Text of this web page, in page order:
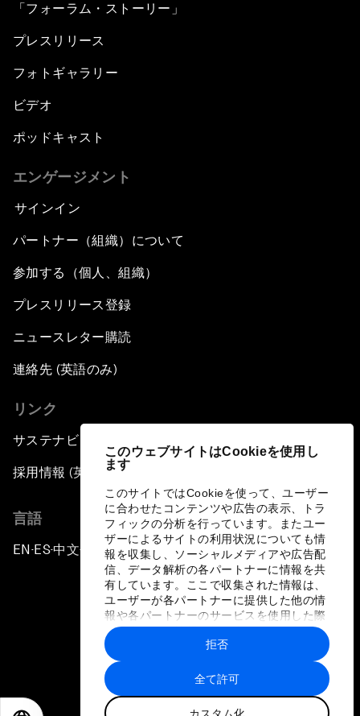
このウェブサイトはCookieを使用し
ます
このサイトではCookieを使って、ユーザー
に合わせたコンテンツや広告の表示、トラ
フィックの分析を行っています。またユー
ザーによるサイトの利用状況についても情
報を収集し、ソーシャルメディアや広告配
信、データ解析の各パートナーに情報を共
有しています。ここで収集された情報は、
ユーザーが各パートナーに提供した他の情
報や各パートナーのサービスを使用した際
に収集された情報と組み合わされ、各パー
トナーによって使用されることがありま
す。
全て許可
カスタム化
拒否
「フォーラム・ストーリー」
プレスリリース
フォトギャラリー
ビデオ
ポッドキャスト
エンゲージメント
サインイン
パートナー（組織）について
参加する（個人、組織）
プレスリリース登録
ニュースレター購読
連絡先 (英語のみ)
リンク
サステナビリティへの取り組み
採用情報 (英語のみ)
言語
EN ▪ ES▪中文▪ 日本語
プライバシーポリシーと利用規約
サイトマップ